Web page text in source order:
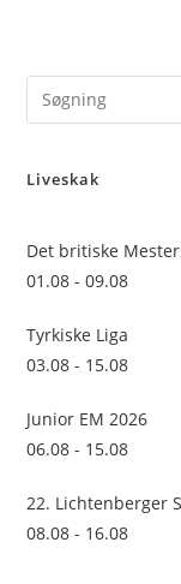
Liveskak
Det britiske
01.08 - 09.08
Tyrkiske Liga
03.08 - 15.08
Junior EM 2026
06.08 - 15.08
22. Lichtenberger
08.08 - 16.08